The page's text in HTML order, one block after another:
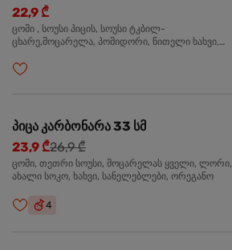
22,9 ₾
ცომი , სოუსი პიცის, სოუსი ტკბილ-
ცხარე,მოცარელა, პომიდორი, წითელი ხახვი,
სეზამის მარცვლის ნაზავი, ქინძი, ორეგანო
პიცა კარბონარა 33 სმ
23,9 ₾26,9 ₾
ცომი, თეთრი სოუსი, მოცარელას ყველი, ლორი,
ახალი სოკო, ხახვი, სანელებლები, ორეგანო
4